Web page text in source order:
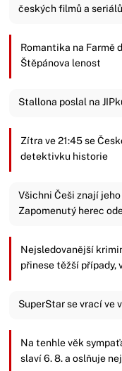
českých filmů a
Romantika na Farmě
Štěpánova lenost
Stallona poslal na
Zítra ve 21:45 se
detektivku historie
Všichni Češi znají
Zapomenutý herec
Nejsledovanější
přinese těžší případy,
SuperStar se vrací ve
Na tenhle věk
slaví 6. 8. a oslňuje